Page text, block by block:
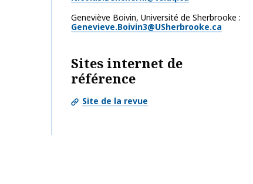
Geneviève Boivin, Université de Sherbrooke
Genevieve.Boivin3@USherbrooke.ca
Sites internet de
référence
Site de la revue